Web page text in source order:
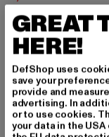
-58%
GREAT
HERE!
DefShop uses
save your
provide and
advertising. In
or to use cookies.
your data in the